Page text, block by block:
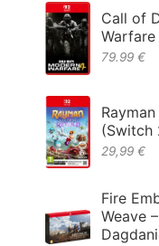
Call of
79.99 €
(Switch
29,99 €
Fire
Weave